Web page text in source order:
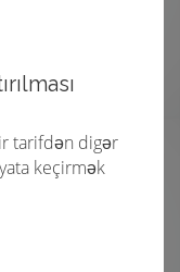
tarifdən digər
keçirmək